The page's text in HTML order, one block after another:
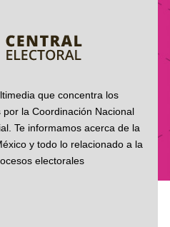
que concentra los
la Coordinación Nacional
Te informamos acerca de la
y todo lo relacionado a la
electorales